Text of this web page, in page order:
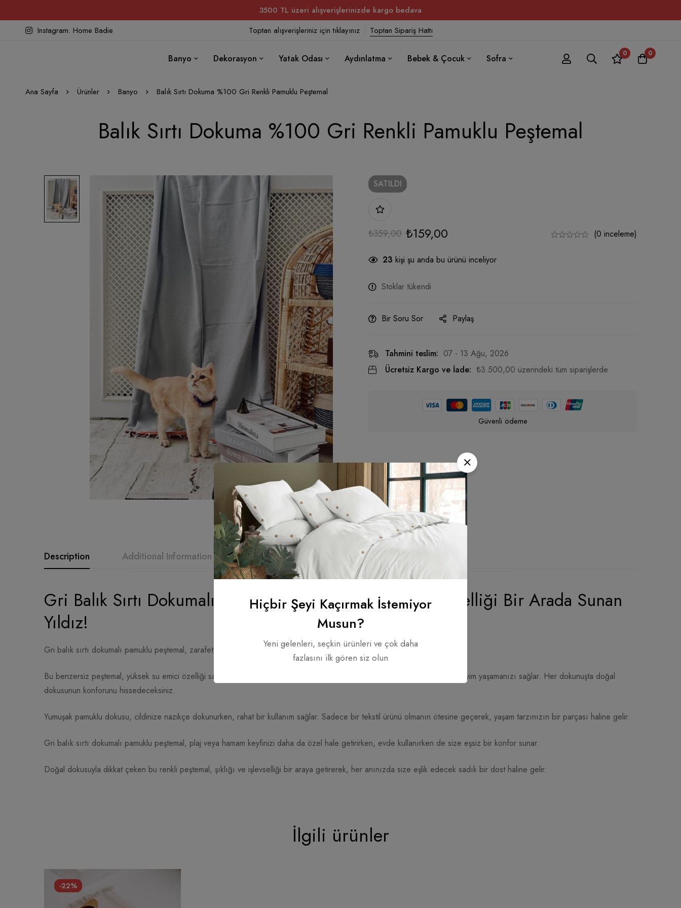
3500 TL üzeri alışverişlerinizde kargo bedava
Instagram: Home Badie
Toptan alışverişleriniz için tıklayınız Toptan Sipariş Hattı
Banyo Dekorasyon Yatak Odası Aydınlatma Bebek & Çocuk Sofra 0 0
Ana Sayfa Ürünler Banyo Balık Sırtı Dokuma %100 Gri Renkli Pamuklu Peştemal
Balık Sırtı Dokuma %100 Gri Renkli Pamuklu Peştemal
SATILDI
₺359,00 ₺159,00 (0 inceleme)
23 kişi şu anda bu ürünü inceliyor
Stoklar tükendi
Bir Soru Sor Paylaş
Tahmini teslim: 07 - 13 Ağu, 2026
Ücretsiz Kargo ve İade: ₺3.500,00 üzerindeki tüm siparişlerde
Güvenli ödeme
Description Additional Information Marka hakkında Reviews (0)
Gri Balık Sırtı Dokumalı Pamuklu Peştemal: Şıklık ve İşlevselliği Bir Arada Sunan
Yıldız!
Gri balık sırtı dokumalı pamuklu peştemal, zarafet ve kullanışlılık arayanların vazgeçilmezi haline geliyor.
Bu benzersiz peştemal, yüksek su emici özelliği sayesinde hızlı kuruyan peştemal, plajda veya hamamda unutulmaz bir deneyim yaşamanızı sağlar. Her dokunuşta doğal
dokusunun konforunu hissedeceksiniz.
Yumuşak pamuklu dokusu, cildinize nazikçe dokunurken, rahat bir kullanım sağlar. Sadece bir tekstil ürünü olmanın ötesine geçerek, yaşam tarzınızın bir parçası haline gelir.
Gri balık sırtı dokumalı pamuklu peştemal, plaj veya hamam keyfinizi daha da özel hale getirirken, evde kullanırken de size eşsiz bir konfor sunar.
Doğal dokusuyla dikkat çeken bu renkli peştemal, şıklığı ve işlevselliği bir araya getirerek, her anınızda size eşlik edecek sadık bir dost haline gelir.
İlgili ürünler
-22%
Hiçbir Şeyi Kaçırmak İstemiyor
Musun?
Yeni gelenleri, seçkin ürünleri ve çok daha
fazlasını ilk gören siz olun